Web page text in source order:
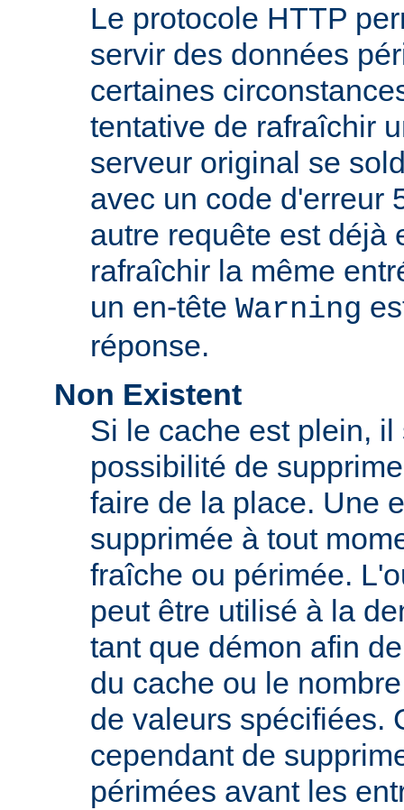
Le protocole HTTP
servir des données
certaines
tentative de rafraîchir
serveur original se
avec un code d'erreur
autre requête est déjà
rafraîchir la même
un en-tête Warning
réponse.
Non Existent
Si le cache est plein,
possibilité de
faire de la place. Une
supprimée à tout
fraîche ou périmée.
peut être utilisé à la
tant que démon afin
du cache ou le
de valeurs spécifiées.
cependant de
périmées avant les